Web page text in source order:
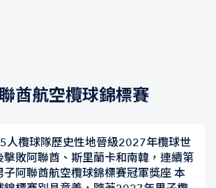
酋航空欖球錦標賽
人欖球隊歷史性地晉級2027年欖球世
擊敗阿聯酋、斯里蘭卡和南韓，連續第
阿聯酋航空欖球錦標賽冠軍獎座 本